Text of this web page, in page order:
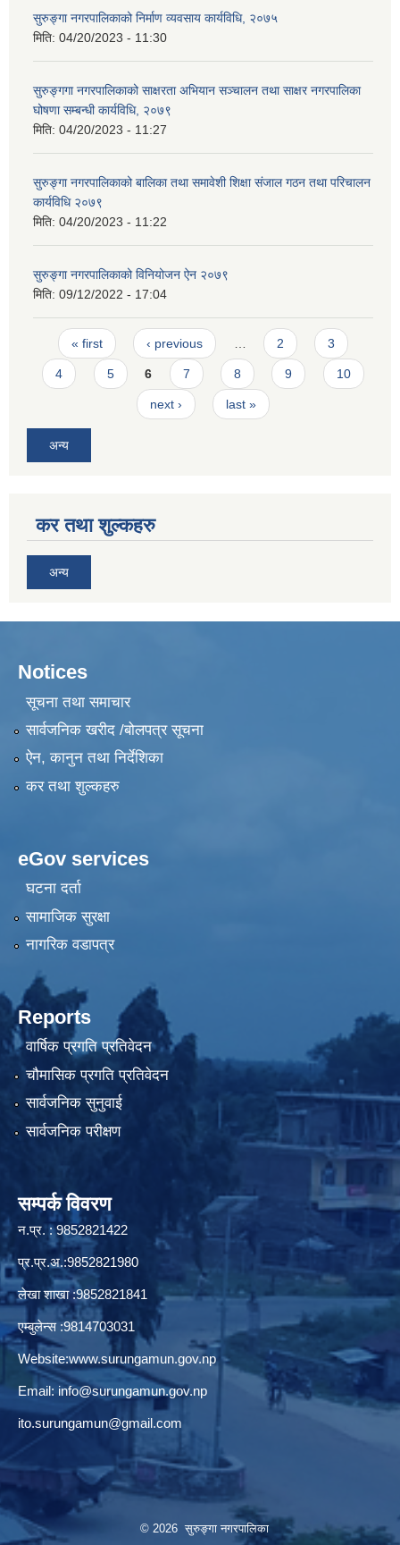
सुरुङ्गा नगरपालिकाको निर्माण व्यवसाय कार्यविधि, २०७५
मिति: 04/20/2023 - 11:30
सुरुङ्गगा नगरपालिकाको साक्षरता अभियान सञ्चालन तथा साक्षर नगरपालिका
घोषणा सम्बन्धी कार्यविधि, २०७९
मिति: 04/20/2023 - 11:27
सुरुङ्गा नगरपालिकाको बालिका तथा समावेशी शिक्षा संजाल गठन तथा परिचालन
कार्यविधि २०७९
मिति: 04/20/2023 - 11:22
सुरुङ्गा नगरपालिकाको विनियोजन ऐन २०७९
मिति: 09/12/2022 - 17:04
Pages
« first ‹ previous 2 3
4 5 6 7 8 9 10
next › last »
अन्य
कर तथा शुल्कहरु
अन्य
Notices
सूचना तथा समाचार
सार्वजनिक खरीद /बोलपत्र सूचना
ऐन, कानुन तथा निर्देशिका
कर तथा शुल्कहरु
eGov services
घटना दर्ता
सामाजिक सुरक्षा
नागरिक वडापत्र
Reports
वार्षिक प्रगति प्रतिवेदन
चौमासिक प्रगति प्रतिवेदन
सार्वजनिक सुनुवाई
सार्वजनिक परीक्षण
सम्पर्क विवरण
न.प्र. : 9852821422
प्र.प्र.अ.:9852821980
लेखा शाखा :9852821841
एम्बुलेन्स :9814703031
Website:www.surungamun.gov.np
Email: info@surungamun.gov.np
ito.surungamun@gmail.com
© 2026 सुरुङ्‍गा नगरपालिका